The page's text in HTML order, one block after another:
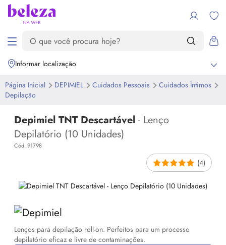
Informar localização
Página Inicial DEPIMIEL Cuidados Pessoais
Cuidados Íntimos
Depilação
Depimiel TNT Descartável - Lenço
Depilatório (10 Unidades)
Cód. 91798
(4)
Lenços para depilação roll-on. Perfeitos para um processo
depilatório eficaz e livre de contaminações.